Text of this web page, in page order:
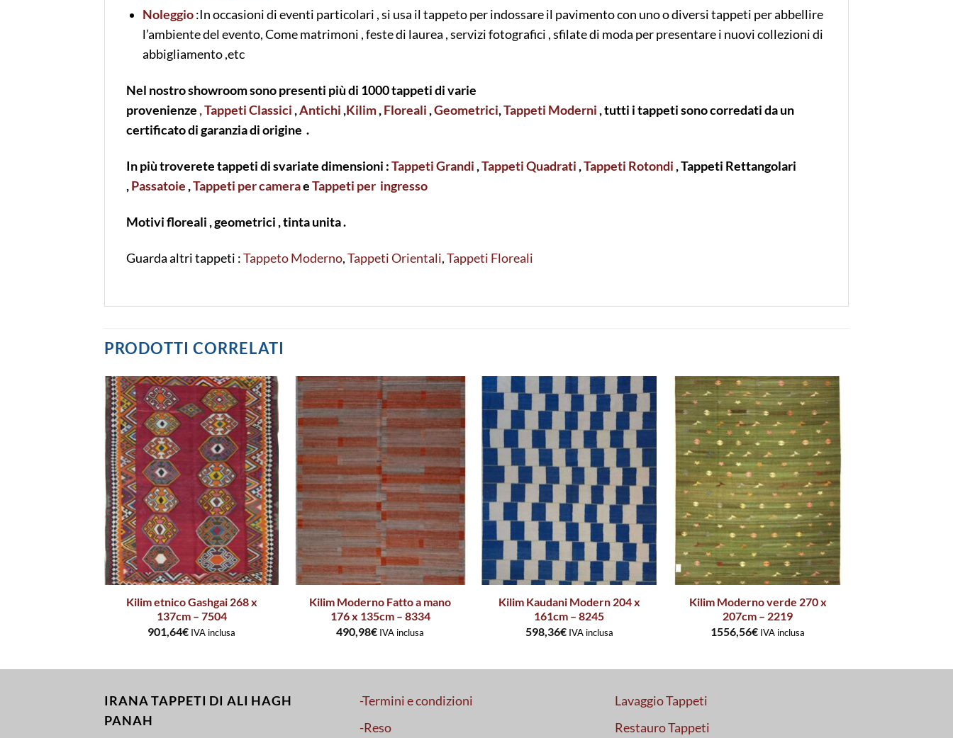
Noleggio:In occasioni di eventi particolari , si usa il tappeto per indossare il pavimento con uno o diversi tappeti per abbellire
l’ambiente del evento, Come matrimoni , feste di laurea , servizi fotografici , sfilate di moda per presentare i nuovi collezioni di
abbigliamento ,etc
Nel nostro showroom sono presenti più di 1000 tappeti di varie
provenienze, Tappeti Classici,Antichi,Kilim,Floreali,Geometrici,Tappeti Moderni, tutti i tappeti sono corredati da un
certificato di garanzia di origine .
In più troverete tappeti di svariate dimensioni :Tappeti Grandi,Tappeti Quadrati,Tappeti Rotondi, Tappeti Rettangolari
,Passatoie,Tappeti per cameraeTappeti per ingresso
Motivi floreali , geometrici , tinta unita .
Guarda altri tappeti :Tappeto Moderno,Tappeti Orientali,Tappeti Floreali
PRODOTTI CORRELATI
Kilim etnico Gashgai 268 x
137cm – 7504
901,64€ IVA inclusa
Kilim Moderno Fatto a mano
176 x 135cm – 8334
490,98€ IVA inclusa
Kilim Kaudani Modern 204 x
161cm – 8245
598,36€ IVA inclusa
Kilim Moderno verde 270 x
207cm – 2219
1556,56€ IVA inclusa
IRANA TAPPETI DI ALI HAGH
PANAH
-Termini e condizioni
-Reso
Lavaggio Tappeti
Restauro Tappeti